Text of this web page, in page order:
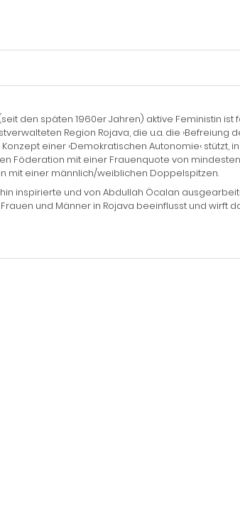
den späten 1960er Jahren) aktive Feministin ist
Region Rojava, die u.a. die ›Befreiung
einer ›Demokratischen Autonomie‹ stützt,
Föderation mit einer Frauenquote von
mit einer männlich/weiblichen Doppelspitzen.
inspirierte und von Abdullah Öcalan
und Männer in Rojava beeinflusst und wirft